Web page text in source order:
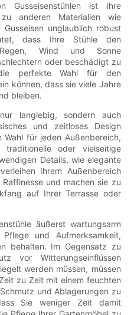
Gusseisenstühlen ist ihre
anderen Materialien wie
unglaublich robust
dass Ihre Stühle den
Wind und Sonne
oder beschädigt zu
perfekte Wahl für den
können, dass sie viele Jahre
bleiben.
langlebig, sondern auch
und zeitloses Design
für jeden Außenbereich,
oder vielseitige
Details, wie elegante
Ihrem Außenbereich
und machen sie zu
auf Ihrer Terrasse oder
äußerst wartungsarm
und Aufmerksamkeit,
behalten. Im Gegensatz zu
vor Witterungseinflüssen
werden müssen, müssen
zu Zeit mit einem feuchten
und Ablagerungen zu
Sie weniger Zeit damit